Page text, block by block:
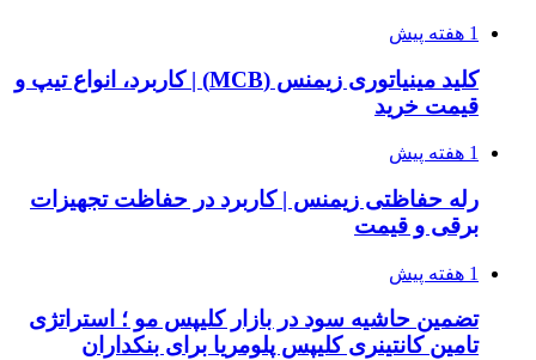
1 هفته پیش
کلید مینیاتوری زیمنس (MCB) | کاربرد، انواع تیپ و
قیمت خرید
1 هفته پیش
رله حفاظتی زیمنس | کاربرد در حفاظت تجهیزات
برقی و قیمت
1 هفته پیش
تضمین حاشیه سود در بازار کلیپس مو ؛ استراتژی
تامین کانتینری کلیپس پلومریا برای بنکداران